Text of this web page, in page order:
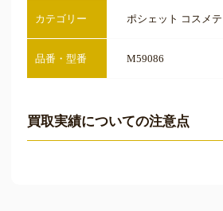
カテゴリー ポシェット コスメ
品番・型番 M59086
買取実績についての注意点